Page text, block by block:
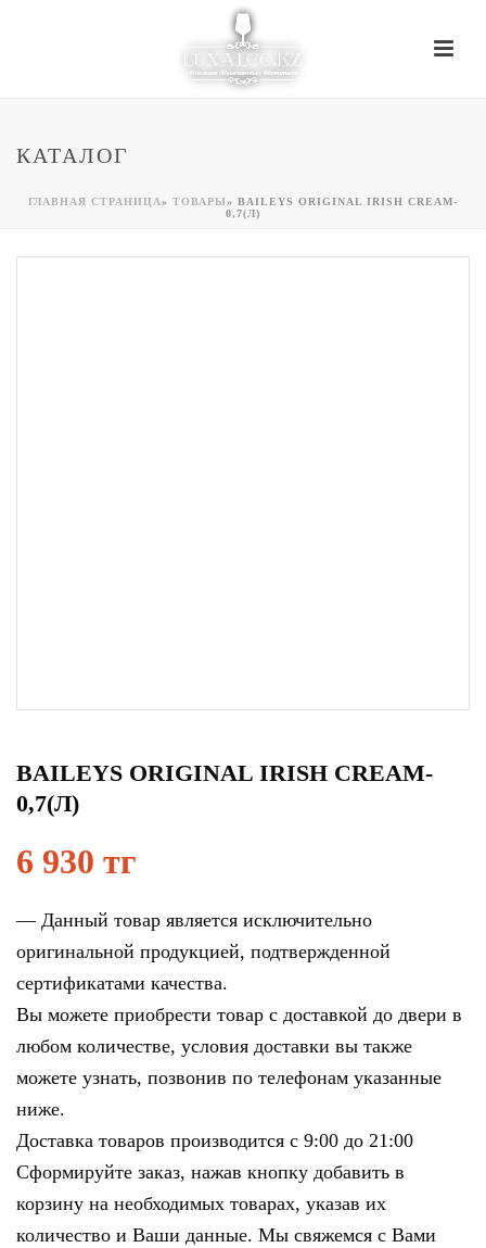
КАТАЛОГ
ГЛАВНАЯ СТРАНИЦА» ТОВАРЫ» BAILEYS ORIGINAL IRISH CREAM-
0,7(Л)
BAILEYS ORIGINAL IRISH CREAM-
0,7(Л)
6 930 тг
— Данный товар является исключительно
оригинальной продукцией, подтвержденной
сертификатами качества.
Вы можете приобрести товар с доставкой до двери в
любом количестве, условия доставки вы также
можете узнать, позвонив по телефонам указанные
ниже.
Доставка товаров производится с 9:00 до 21:00
Сформируйте заказ, нажав кнопку добавить в
корзину на необходимых товарах, указав их
количество и Ваши данные. Мы свяжемся с Вами